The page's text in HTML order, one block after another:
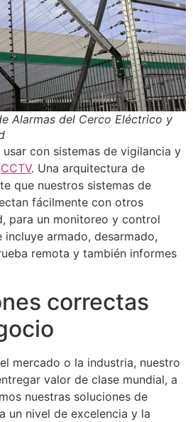
Alarmas del Cerco Eléctrico y
con sistemas de vigilancia y
CCTV. Una arquitectura de
que nuestros sistemas de
fácilmente con otros
para un monitoreo y control
armado, desarmado,
remota y también informes
correctas
mercado o la industria, nuestro
valor de clase mundial, a
nuestras soluciones de
un nivel de excelencia y la